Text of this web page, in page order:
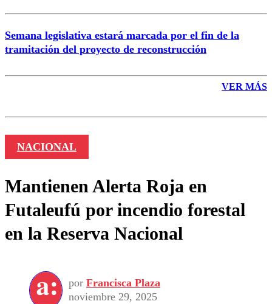
Semana legislativa estará marcada por el fin de la
tramitación del proyecto de reconstrucción
VER MÁS
NACIONAL
Mantienen Alerta Roja en
Futaleufú por incendio forestal
en la Reserva Nacional
por Francisca Plaza
noviembre 29, 2025